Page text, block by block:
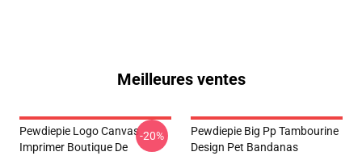
Meilleures ventes
Pewdiepie Logo Canvas
Imprimer Boutique De
-20%
Pewdiepie Big Pp Tambourine
Design Pet Bandanas